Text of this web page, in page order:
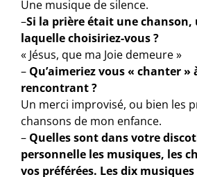
Une musique de silence.
–Si la prière était une chanson,
laquelle choisiriez-vous ?
« Jésus, que ma Joie demeure »
– Qu’aimeriez vous « chanter »
rencontrant ?
Un merci improvisé, ou bien les
chansons de mon enfance.
– Quelles sont dans votre
personnelle les musiques, les
vos préférées. Les dix